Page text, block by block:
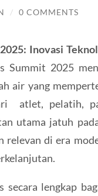
/ 0 COMMENTS
Inovasi
Summit 2025
air yang
atlet, pelatih,
utama jatuh
relevan di era
lengkap